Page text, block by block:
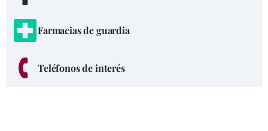
Farmacias de guardia
Teléfonos de interés